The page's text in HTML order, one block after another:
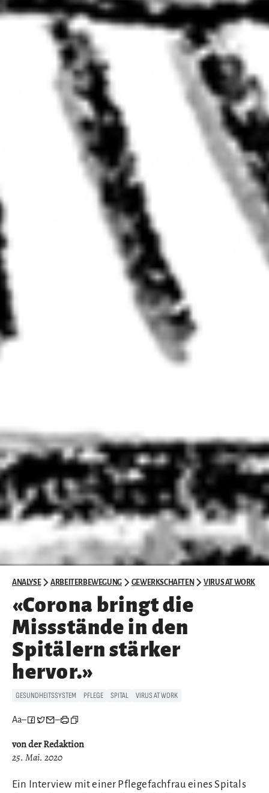
ANALYSE ARBEITERBEWEGUNG GEWERKSCHAFTEN VIRUS AT WORK
«Corona bringt die
Missstände in den
Spitälern stärker
hervor.»
GESUNDHEITSSYSTEM PFLEGE SPITAL VIRUS AT WORK
Aa– –
von der Redaktion
25. Mai. 2020
Ein Interview mit einer Pflegefachfrau eines Spitals